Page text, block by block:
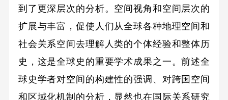
到了更深层次的分析。空间视角和空间层次的
扩展与丰富，促使人们从全球各种地理空间和
社会关系空间去理解人类的个体经验和整体历
史，这是全球史的重要学术成果之一。前述全
球史学者对空间的构建性的强调、对跨国空间
和区域化机制的分析，显然也在国际关系研究